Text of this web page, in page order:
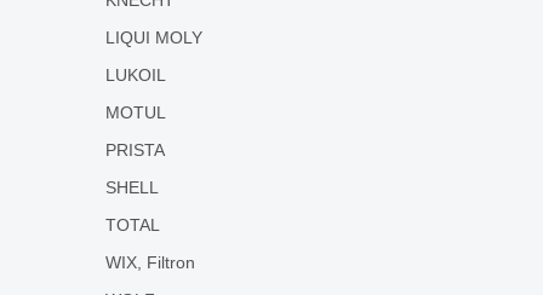
LIQUI MOLY
LUKOIL
MOTUL
PRISTA
SHELL
TOTAL
WIX, Filtron